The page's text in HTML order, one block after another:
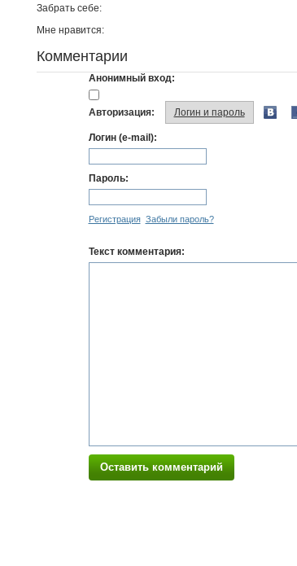
Забрать себе:
Мне нравится:
Комментарии
Анонимный вход:
Авторизация: Логин и пароль
Логин (e-mail):
Пароль:
Регистрация Забыли пароль?
Текст комментария:
Оставить комментарий